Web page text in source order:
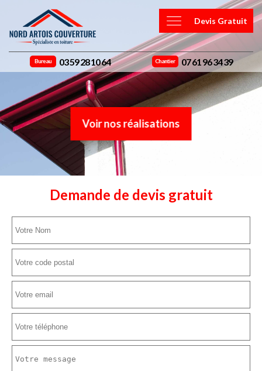
Devis Gratuit
Bureau 03 59 28 10 64 Chantier 07 61 96 34 39
Voir nos réalisations
Demande de devis gratuit